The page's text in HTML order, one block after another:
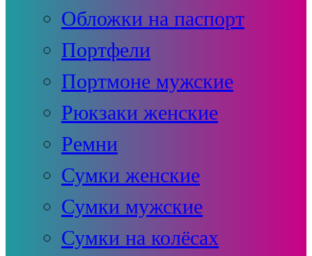
Обложки на паспорт
Портфели
Портмоне мужские
Рюкзаки женские
Ремни
Сумки женские
Сумки мужские
Сумки на колёсах